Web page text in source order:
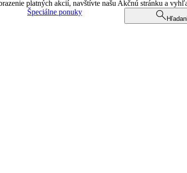
platných akcií, navštívte našu Akčnú stránku a
Špeciálne ponuky